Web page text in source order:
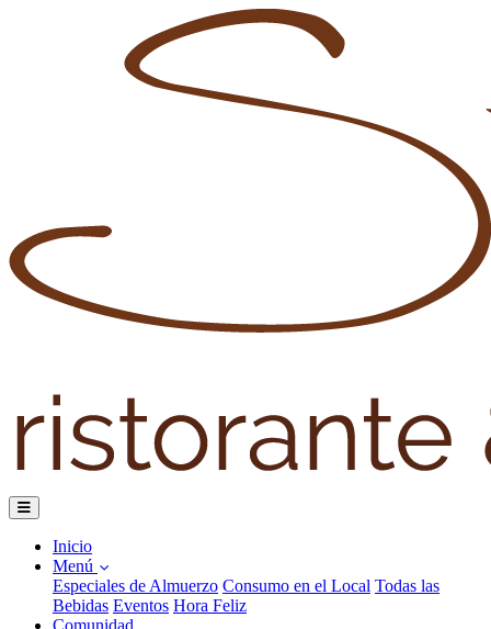
Inicio
Menú
Especiales de Almuerzo Consumo en el Local Todas las
Bebidas Eventos Hora Feliz
Comunidad